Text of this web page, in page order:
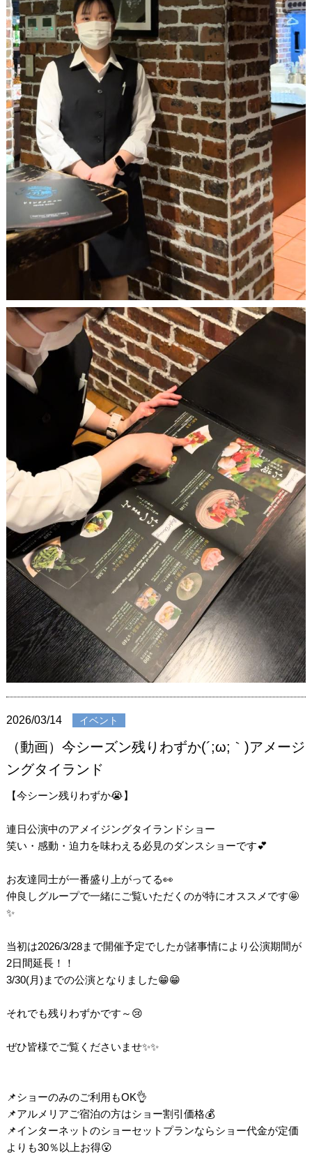
2026/03/14 イベント
（動画）今シーズン残りわずか(´;ω;｀)アメージ
ングタイランド
【今シーン残りわずか😭】
連日公演中のアメイジングタイランドショー
笑い・感動・迫力を味わえる必見のダンスショーです💕
お友達同士が一番盛り上がってる👀
仲良しグループで一緒にご覧いただくのが特にオススメです🤩
✨
当初は2026/3/28まで開催予定でしたが諸事情により公演期間が
2日間延長！！
3/30(月)までの公演となりました😁😁
それでも残りわずかです～😢
ぜひ皆様でご覧くださいませ✨✨
📌ショーのみのご利用もOK👌
📌アルメリアご宿泊の方はショー割引価格💰
📌インターネットのショーセットプランならショー代金が定価
よりも30％以上お得😮